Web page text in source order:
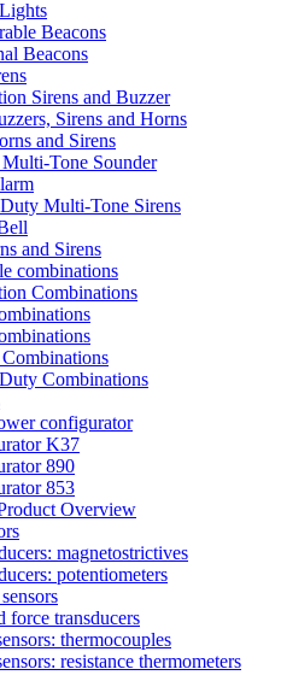
Beacons
Beacons
Sirens and Buzzer
Sirens and Horns
and Sirens
Tone Sounder
Multi-Tone Sirens
and Sirens
combinations
Combinations
Combinations
configurator
K37
890
853
Overview
magnetostrictives
potentiometers
force transducers
thermocouples
resistance thermometers